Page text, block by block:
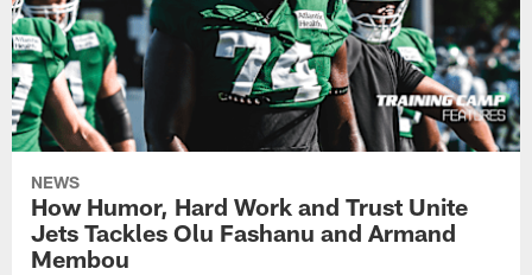
NEWS
How Humor, Hard Work and Trust Unite
Jets Tackles Olu Fashanu and Armand
Membou